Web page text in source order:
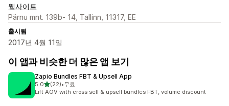
웹사이트
Pärnu mnt. 139b- 14, Tallinn, 11317, EE
출시됨
2017년 4월 11일
이 앱과 비슷한 더 많은 앱 보기
Zapio Bundles FBT & Upsell App
5.0별 5개 중
(22)
총 리뷰 22개
•무료
Lift AOV with cross sell & upsell bundles FBT, volume discount